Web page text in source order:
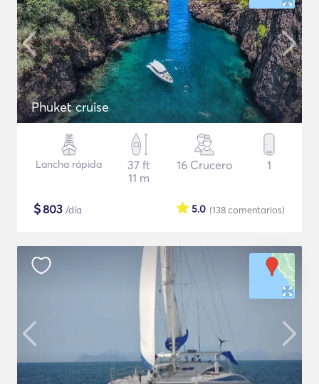
Phuket cruise
Lancha rápida
37 ft
11 m
16 Crucero 1
$803 /día (138comentarios)
5.0